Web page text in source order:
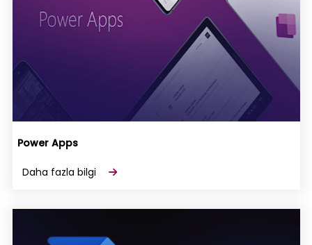
Power Apps
Daha fazla bilgi